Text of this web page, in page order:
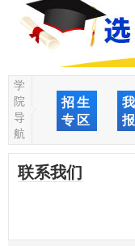
学
院
导
航
招生
专区
联系我们